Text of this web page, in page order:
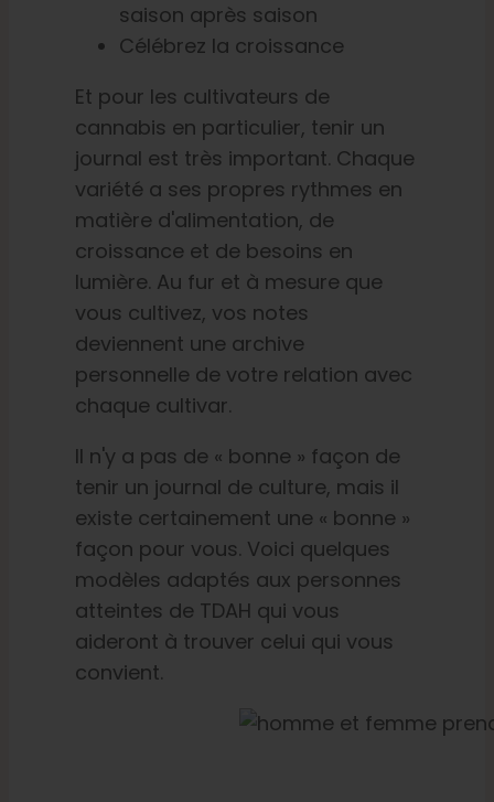
saison après saison
Célébrez la croissance
Et pour les cultivateurs de
cannabis en particulier, tenir un
journal est très important. Chaque
variété a ses propres rythmes en
matière d'alimentation, de
croissance et de besoins en
lumière. Au fur et à mesure que
vous cultivez, vos notes
deviennent une archive
personnelle de votre relation avec
chaque cultivar.
Il n'y a pas de « bonne » façon de
tenir un journal de culture, mais il
existe certainement une « bonne »
façon pour vous. Voici quelques
modèles adaptés aux personnes
atteintes de TDAH qui vous
aideront à trouver celui qui vous
convient.